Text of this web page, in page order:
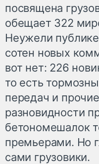
посвящена
обещает 322
Неужели
сотен новых
вот нет: 226
то есть
передач и
разновидности
бетономешалок
премьерами. Но
сами грузовики.